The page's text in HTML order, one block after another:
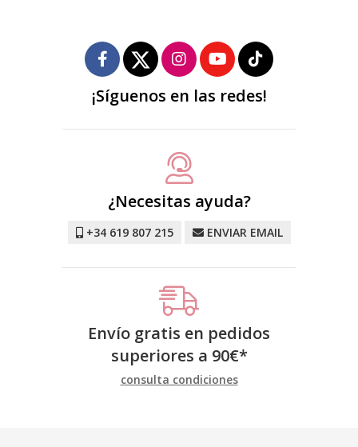
¡Síguenos en las redes!
¿Necesitas ayuda?
+34 619 807 215 ENVIAR EMAIL
Envío gratis en pedidos
superiores a 90€*
consulta condiciones